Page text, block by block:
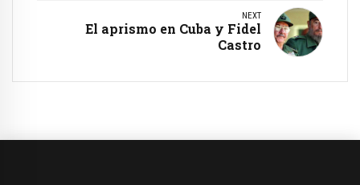
NEXT
El aprismo en Cuba y Fidel
Castro